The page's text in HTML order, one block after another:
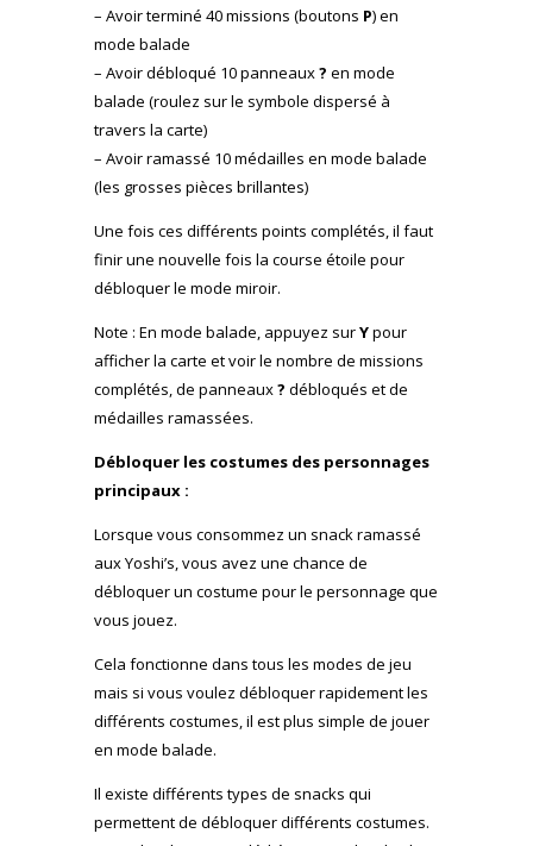
– Avoir terminé 40 missions (boutons P) en
mode balade
– Avoir débloqué 10 panneaux? en mode
balade (roulez sur le symbole dispersé à
travers la carte)
– Avoir ramassé 10 médailles en mode balade
(les grosses pièces brillantes)
Une fois ces différents points complétés, il faut
finir une nouvelle fois la course étoile pour
débloquer le mode miroir.
Note : En mode balade, appuyez surYpour
afficher la carte et voir le nombre de missions
complétés, de panneaux? débloqués et de
médailles ramassées.
Débloquer les costumes des personnages
principaux :
Lorsque vous consommez un snack ramassé
aux Yoshi’s, vous avez une chance de
débloquer un costume pour le personnage que
vous jouez.
Cela fonctionne dans tous les modes de jeu
mais si vous voulez débloquer rapidement les
différents costumes, il est plus simple de jouer
en mode balade.
Il existe différents types de snacks qui
permettent de débloquer différents costumes.